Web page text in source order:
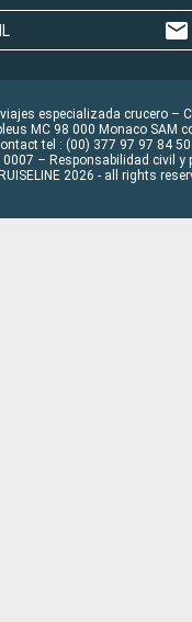
especializada crucero –
MC 98 000 Monaco SAM
tel : (00) 377 97 97 84 50
– Responsabilidad civil y
2026 - all rights